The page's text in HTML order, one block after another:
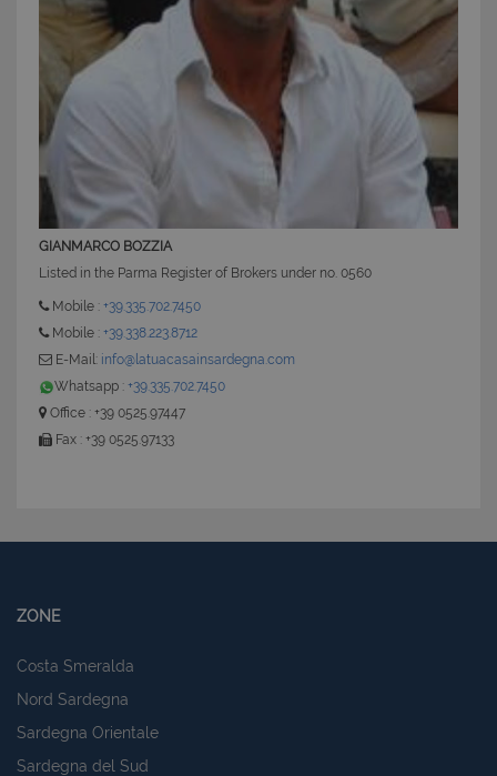
GIANMARCO BOZZIA
Listed in the Parma Register of Brokers under no. 0560
Mobile : +39.335.702.7450
Mobile : +39.338.223.8712
E-Mail: info@latuacasainsardegna.com
Whatsapp : +39.335.702.7450
Office : +39 0525.97447
Fax : +39 0525.97133
ZONE
Costa Smeralda
Nord Sardegna
Sardegna Orientale
Sardegna del Sud
CookieScriptConsent
CookieScript
www.latuacasainsardegna.com
6 mesi 5